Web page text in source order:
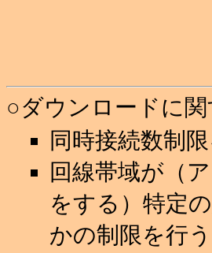
○ダウンロードに
同時接続数制
回線帯域が（
をする）特定
かの制限を行